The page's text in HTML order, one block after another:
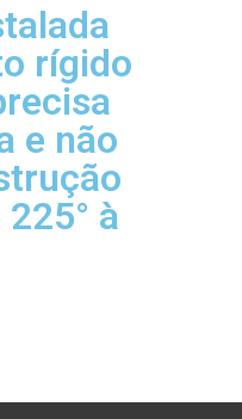
rígido
e não
à